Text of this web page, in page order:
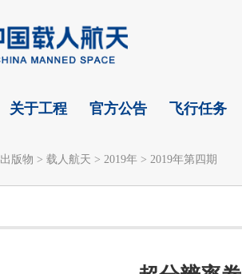
关于工程 官方公告 飞行任务
出版物 > 载人航天 > 2019年 > 2019年第四期